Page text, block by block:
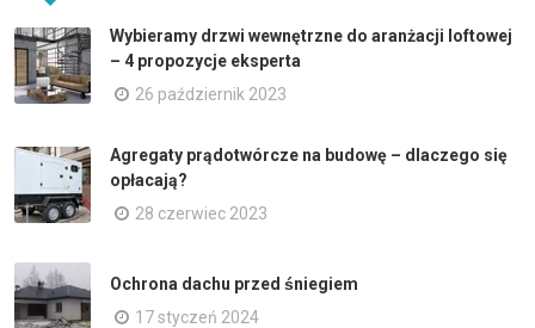
Wybieramy drzwi wewnętrzne do aranżacji loftowej
– 4 propozycje eksperta
26 październik 2023
Agregaty prądotwórcze na budowę – dlaczego się
opłacają?
28 czerwiec 2023
Ochrona dachu przed śniegiem
17 styczeń 2024